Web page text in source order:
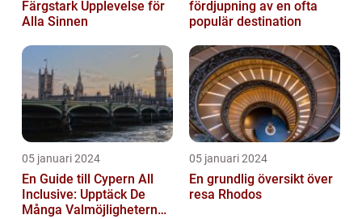
Färgstark Upplevelse för
Alla Sinnen
fördjupning av en ofta
populär destination
05 januari 2024
En Guide till Cypern All
Inclusive: Upptäck De
Många Valmöjligheterna
05 januari 2024
En grundlig översikt över
resa Rhodos